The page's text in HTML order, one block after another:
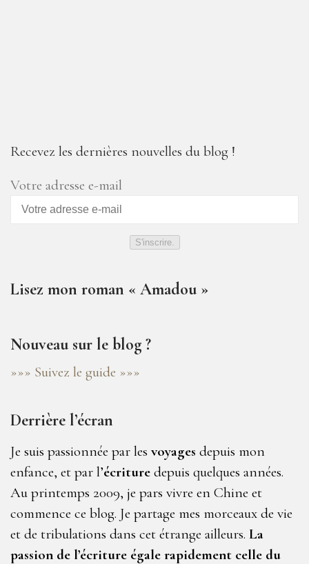
Recevez les dernières nouvelles du blog !
Votre adresse e-mail
S'inscrire.
Lisez mon roman « Amadou »
Nouveau sur le blog ?
»»» Suivez le guide »»»
Derrière l’écran
Je suis passionnée par les voyages depuis mon
enfance, et par l’écriture depuis quelques années.
Au printemps 2009, je pars vivre en Chine et
commence ce blog. Je partage mes morceaux de vie
et de tribulations dans cet étrange ailleurs. La
passion de l’écriture égale rapidement celle du